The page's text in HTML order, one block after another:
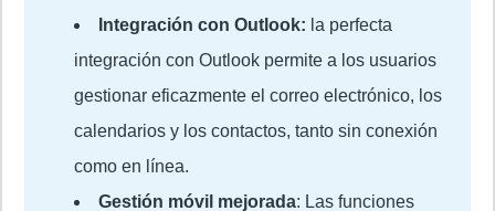
Integración con Outlook: la perfecta
integración con Outlook permite a los usuarios
gestionar eficazmente el correo electrónico, los
calendarios y los contactos, tanto sin conexión
como en línea.
Gestión móvil mejorada: Las funciones